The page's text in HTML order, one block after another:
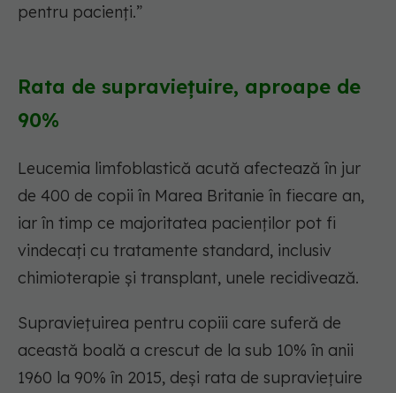
pentru pacienți.”
Rata de supraviețuire, aproape de
90%
Leucemia limfoblastică acută afectează în jur
de 400 de copii în Marea Britanie în fiecare an,
iar în timp ce majoritatea pacienților pot fi
vindecați cu tratamente standard, inclusiv
chimioterapie și transplant, unele recidivează.
Supraviețuirea pentru copiii care suferă de
această boală a crescut de la sub 10% în anii
1960 la 90% în 2015, deși rata de supraviețuire